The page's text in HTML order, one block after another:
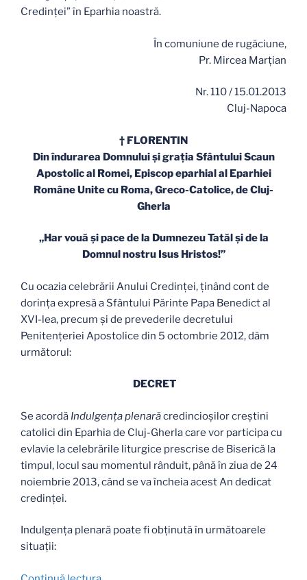
Credinţei” în Eparhia noastră.
În comuniune de rugăciune,
Pr. Mircea Marţian
Nr. 110 / 15.01.2013
Cluj-Napoca
† FLORENTIN
Din îndurarea Domnului şi graţia Sfântului Scaun
Apostolic al Romei, Episcop eparhial al Eparhiei
Române Unite cu Roma, Greco-Catolice, de Cluj-
Gherla
„Har vouă şi pace de la Dumnezeu Tatăl şi de la
Domnul nostru Isus Hristos!”
Cu ocazia celebrării Anului Credinţei, ţinând cont de
dorinţa expresă a Sfântului Părinte Papa Benedict al
XVI-lea, precum şi de prevederile decretului
Penitenţeriei Apostolice din 5 octombrie 2012, dăm
următorul:
DECRET
Se acordă Indulgenţa plenarăcredincioşilor creştini
catolici din Eparhia de Cluj-Gherla care vor participa cu
evlavie la celebrările liturgice prescrise de Biserică la
timpul, locul sau momentul rânduit, până în ziua de 24
noiembrie 2013, când se va încheia acest An dedicat
credinţei.
Indulgenţa plenară poate fi obţinută în următoarele
situaţii: